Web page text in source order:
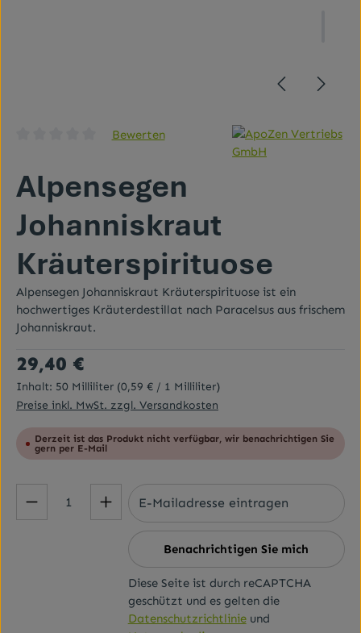
Durchschnittliche Bewertung von 0 von 5 Sternen
Bewerten
Alpensegen
Johanniskraut
Kräuterspirituose
Alpensegen Johanniskraut Kräuterspirituose ist ein
hochwertiges Kräuterdestillat nach Paracelsus aus frischem
Johanniskraut.
Regulärer Preis:
29,40 €
Inhalt: 50 Milliliter (0,59 € / 1 Milliliter)
Preise inkl. MwSt. zzgl. Versandkosten
Derzeit ist das Produkt nicht verfügbar, wir benachrichtigen Sie
gern per E-Mail
Benachrichtigen Sie mich
Diese Seite ist durch reCAPTCHA
geschützt und es gelten die
Datenschutzrichtlinieund